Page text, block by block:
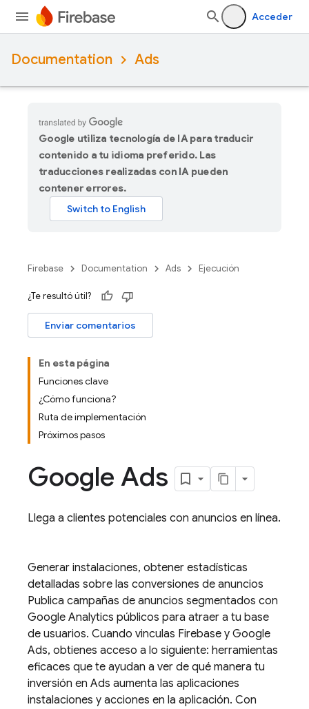
Acceder
Documentation Ads
Google utiliza tecnología de IA para traducir
contenido a tu idioma preferido. Las
traducciones realizadas con IA pueden
contener errores.
Firebase Documentation Ads Ejecución
¿Te resultó útil?
Enviar comentarios
En esta página
Funciones clave
¿Cómo funciona?
Ruta de implementación
Próximos pasos
Google Ads
Llega a clientes potenciales con anuncios en línea.
Generar instalaciones, obtener estadísticas
detalladas sobre las conversiones de anuncios
Publica campañas de anuncios segmentados con
Google Analytics públicos para atraer a tu base
de usuarios. Cuando vinculas Firebase y Google
Ads, obtienes acceso a lo siguiente: herramientas
eficaces que te ayudan a ver de qué manera tu
inversión en Ads aumenta las aplicaciones
instalaciones y acciones en la aplicación. Con